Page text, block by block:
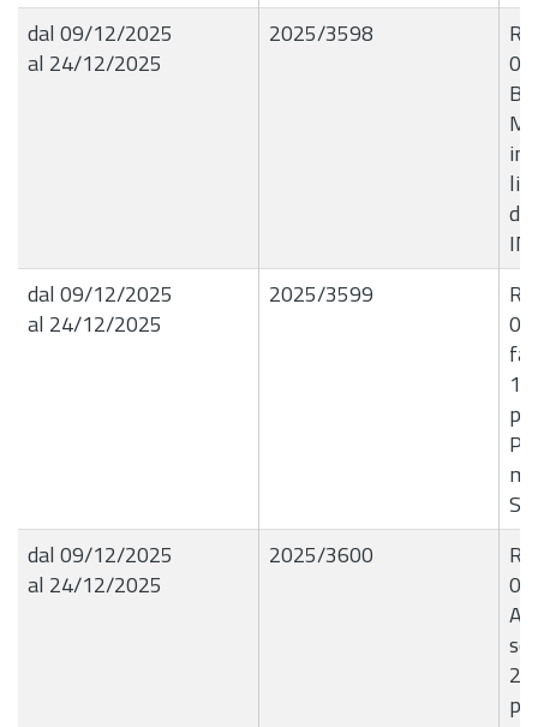
dal 09/12/2025
al 24/12/2025
2025/3598
dal 09/12/2025
al 24/12/2025
2025/3599
dal 09/12/2025
al 24/12/2025
2025/3600